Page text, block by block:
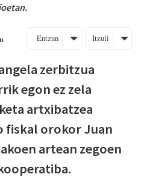
Entzun Itzuli
zerbitzua
egon ez zela
artxibatzea
fiskal orokor Juan
artean zegoen